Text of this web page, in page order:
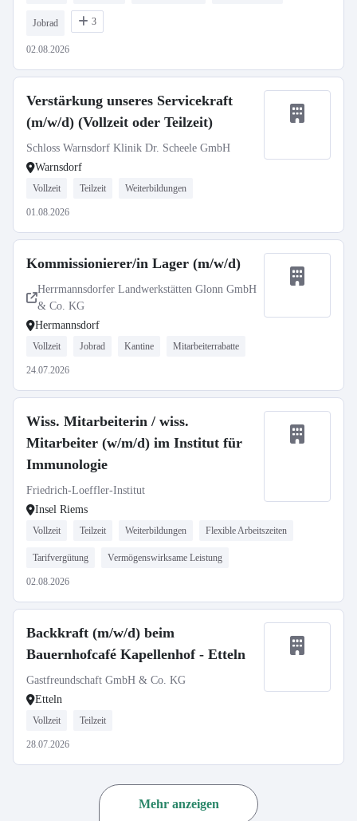
Jobrad 3
02.08.2026
Verstärkung unseres Servicekraft
(m/w/d) (Vollzeit oder Teilzeit)
Schloss Warnsdorf Klinik Dr. Scheele GmbH
Warnsdorf
Vollzeit Teilzeit Weiterbildungen
01.08.2026
Kommissionierer/in Lager (m/w/d)
Herrmannsdorfer Landwerkstätten Glonn GmbH
& Co. KG
Hermannsdorf
Vollzeit Jobrad Kantine Mitarbeiterrabatte
24.07.2026
Wiss. Mitarbeiterin / wiss.
Mitarbeiter (w/m/d) im Institut für
Immunologie
Friedrich-Loeffler-Institut
Insel Riems
Vollzeit Teilzeit Weiterbildungen Flexible Arbeitszeiten
Tarifvergütung Vermögenswirksame Leistung
02.08.2026
Backkraft (m/w/d) beim
Bauernhofcafé Kapellenhof - Etteln
Gastfreundschaft GmbH & Co. KG
Etteln
Vollzeit Teilzeit
28.07.2026
Mehr anzeigen